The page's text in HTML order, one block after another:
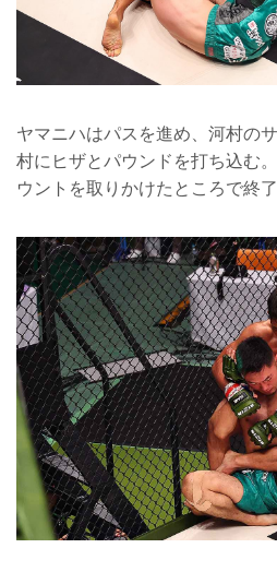
ヤマニハはパスを進め、河村の
村にヒザとパウンドを打ち込む
ウントを取りかけたところで終了